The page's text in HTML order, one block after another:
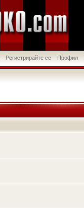
Регистрирайте се Профил